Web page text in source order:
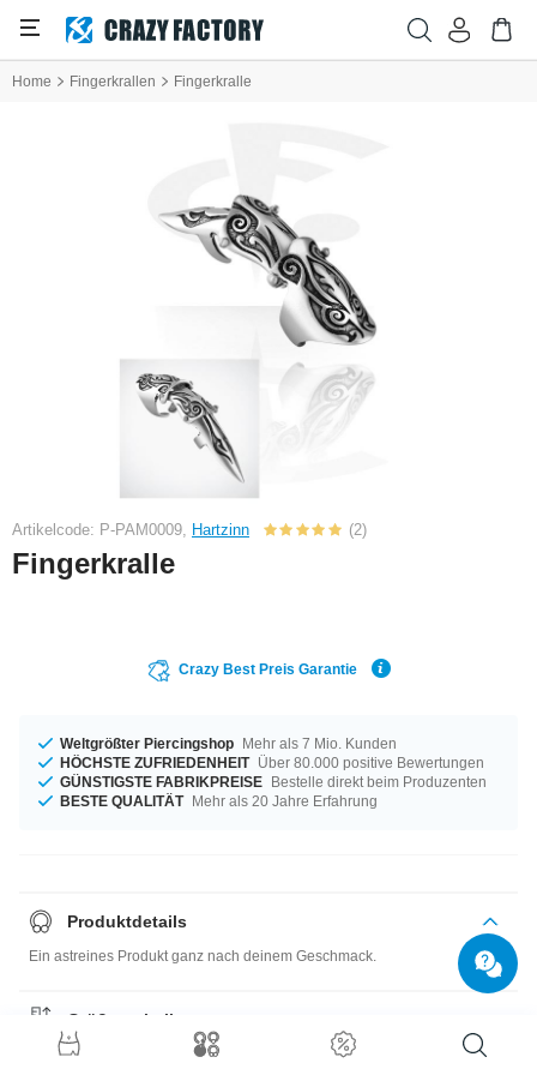
Home Fingerkrallen Fingerkralle
Artikelcode: P-PAM0009, Hartzinn (2)
Fingerkralle
Crazy Best Preis Garantie
Weltgrößter Piercingshop Mehr als 7 Mio. Kunden
HÖCHSTE ZUFRIEDENHEIT Über 80.000 positive Bewertungen
GÜNSTIGSTE FABRIKPREISE Bestelle direkt beim Produzenten
BESTE QUALITÄT Mehr als 20 Jahre Erfahrung
Produktdetails
Ein astreines Produkt ganz nach deinem Geschmack.
Größentabelle